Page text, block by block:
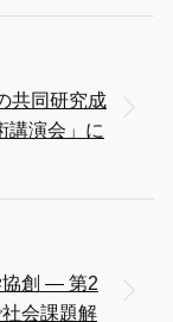
共同研究成
講演会」に
協創 ― 第2
会課題解